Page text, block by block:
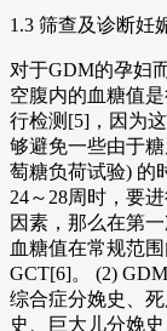
1.3 筛查及诊断妊
对于GDM的孕妇
空腹内的血糖值
行检测[5]，因为
够避免一些由于
萄糖负荷试验) 的
24～28周时，要
因素，那么在第
血糖值在常规范
GCT[6]。 (2)
综合症分娩史、
史、巨大儿分娩